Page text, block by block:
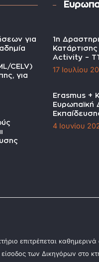
για
CELV)
για
1η
Activity –
17 Ιουλίου
Erasmus +
Ευρωπαϊκή
4 Ιουνίου
επιτρέπεται
των Δικηγόρων στο